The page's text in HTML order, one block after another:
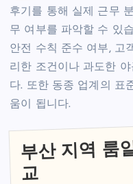
후기를 통해 실제 근무
무 여부를 파악할 수 있
안전 수칙 준수 여부, 고
리한 조건이나 과도한
다. 또한 동종 업계의 표
움이 됩니다.
부산 지역 룸
교